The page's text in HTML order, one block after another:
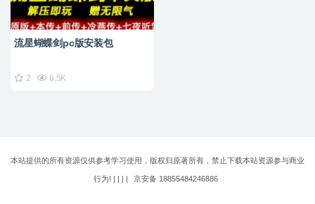
流星蝴蝶剑pc版安装包
2 6.5K
本站提供的所有资源仅供参考学习使用，版权归原著所有，禁止下载本站资源参与商业
行为! | | 京安备 18855484246886